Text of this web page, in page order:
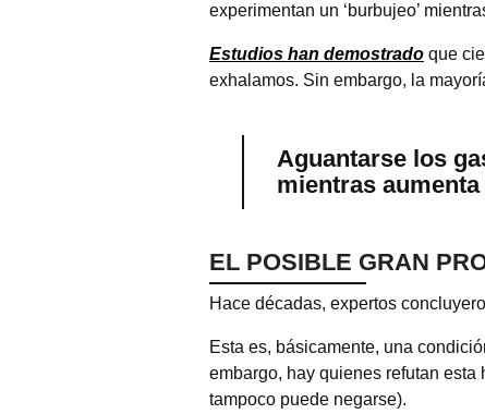
experimentan un ‘burbujeo’
Estudios han demostrado que
exhalamos. Sin embargo, la
Aguantarse los
mientras
EL POSIBLE GRAN
Hace décadas, expertos
Esta es, básicamente, una
embargo, hay quienes refutan
tampoco puede negarse).